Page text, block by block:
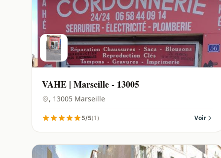
VAHE | Marseille - 13005
, 13005 Marseille
5/5(1) Voir